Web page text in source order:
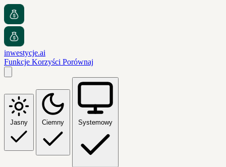
inwestycje.ai
Funkcje Korzyści Porównaj
Jasny Ciemny Systemowy